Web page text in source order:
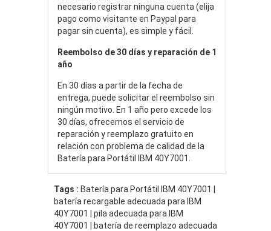
necesario registrar ninguna cuenta (elija
pago como visitante en Paypal para
pagar sin cuenta), es simple y fácil.
Reembolso de 30 días y reparación de 1
año
En 30 días a partir de la fecha de
entrega, puede solicitar el reembolso sin
ningún motivo. En 1 año pero excede los
30 días, ofrecemos el servicio de
reparación y reemplazo gratuito en
relación con problema de calidad de la
Batería para Portátil IBM 40Y7001.
Tags : Batería para Portátil IBM 40Y7001 |
batería recargable adecuada para IBM
40Y7001 | pila adecuada para IBM
40Y7001 | batería de reemplazo adecuada